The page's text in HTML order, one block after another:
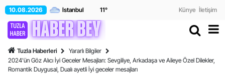
10.08.2026 11° Künye İletişim
Tuzla Haberleri
Yararlı Bilgiler
2024'ün Göz Alıcı İyi Geceler Mesajları: Sevgiliye, Arkadaşa ve Aileye Özel Dilekler,
Romantik Duygusal, Dualı ayetli İyi geceler mesajları